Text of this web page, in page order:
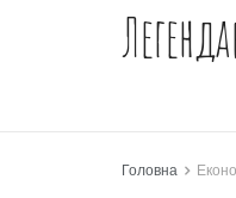
Головна